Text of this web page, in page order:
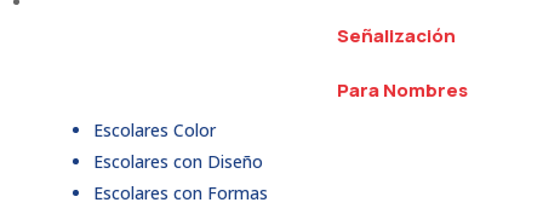
Señalización
Para Nombres
Escolares Color
Escolares con Diseño
Escolares con Formas